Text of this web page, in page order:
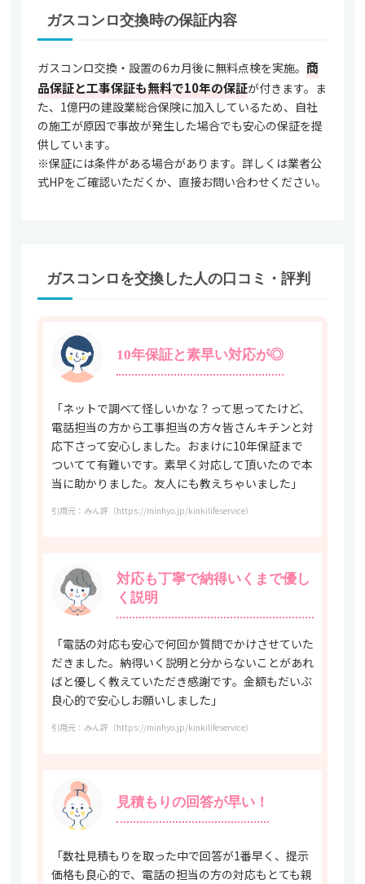
ガスコンロ交換時の保証内容
ガスコンロ交換・設置の6カ月後に無料点検を実施。 商
品保証と工事保証も無料で10年の保証が付きます。ま
た、1億円の建設業総合保険に加入しているため、自社
の施工が原因で事故が発生した場合でも安心の保証を提
供しています。
※保証には条件がある場合があります。詳しくは業者公
式HPをご確認いただくか、直接お問い合わせください。
ガスコンロを交換した人の口コミ・評判
10年保証と素早い対応が◎
「ネットで調べて怪しいかな？って思ってたけど、
電話担当の方から工事担当の方々皆さんキチンと対
応下さって安心しました。おまけに10年保証まで
ついてて有難いです。素早く対応して頂いたので本
当に助かりました。友人にも教えちゃいました」
引用元：みん評（https://minhyo.jp/kinkilifeservice）
対応も丁寧で納得いくまで優し
く説明
「電話の対応も安心で何回か質問でかけさせていた
だきました。納得いく説明と分からないことがあれ
ばと優しく教えていただき感謝です。金額もだいぶ
良心的で安心しお願いしました」
引用元：みん評（https://minhyo.jp/kinkilifeservice）
見積もりの回答が早い！
「数社見積もりを取った中で回答が1番早く、提示
価格も良心的で、電話の担当の方の対応もとても親